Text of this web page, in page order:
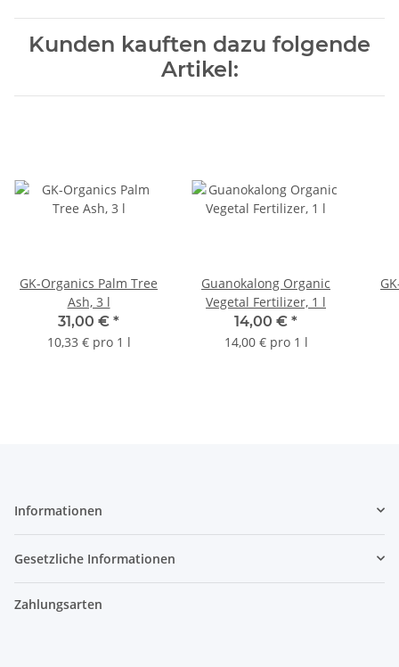
Kunden kauften dazu folgende
Artikel:
GK-Organics Palm Tree
Ash, 3 l
31,00 € *
10,33 € pro 1 l
Guanokalong Organic
Vegetal Fertilizer, 1 l
14,00 € *
14,00 € pro 1 l
Informationen
Gesetzliche Informationen
Zahlungsarten